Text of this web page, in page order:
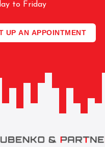
to Friday
UP AN APPOINTMENT